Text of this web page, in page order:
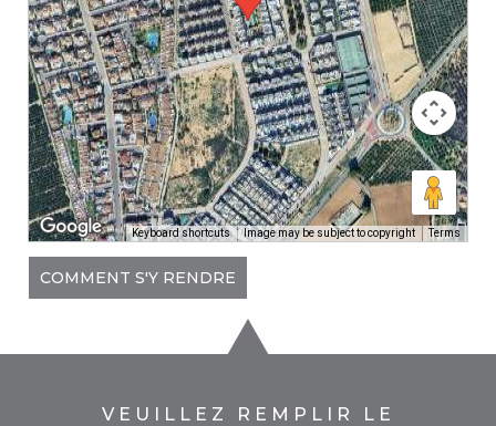
Keyboard shortcuts Image may be subject to copyright Terms
COMMENT S'Y RENDRE
VEUILLEZ REMPLIR LE